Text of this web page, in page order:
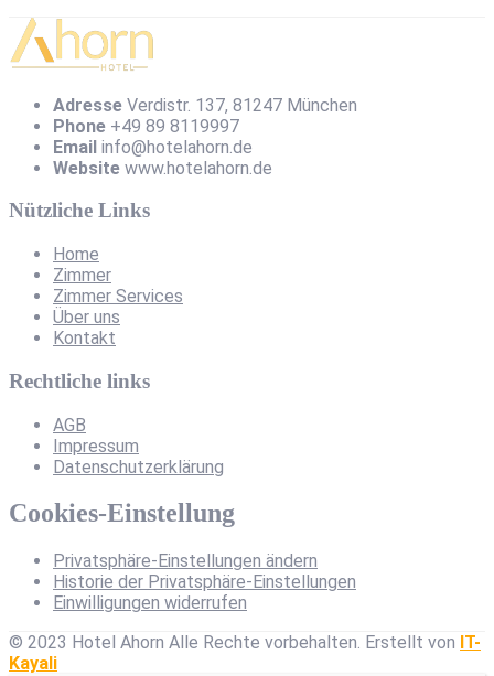
Adresse Verdistr. 137, 81247 München
Phone +49 89 8119997
Email info@hotelahorn.de
Website www.hotelahorn.de
Nützliche Links
Home
Zimmer
Zimmer Services
Über uns
Kontakt
Rechtliche links
AGB
Impressum
Datenschutzerklärung
Cookies-Einstellung
Privatsphäre-Einstellungen ändern
Historie der Privatsphäre-Einstellungen
Einwilligungen widerrufen
© 2023 Hotel Ahorn Alle Rechte vorbehalten. Erstellt von IT-
Kayali